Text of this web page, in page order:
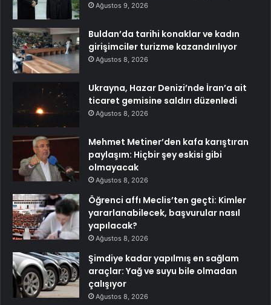
Ağustos 9, 2026
Buldan’da tarihi konaklar ve kadın
girişimciler turizme kazandırılıyor
Ağustos 8, 2026
Ukrayna, Hazar Denizi’nde İran’a ait
ticaret gemisine saldırı düzenledi
Ağustos 8, 2026
Mehmet Metiner’den kafa karıştıran
paylaşım: Hiçbir şey eskisi gibi
olmayacak
Ağustos 8, 2026
Öğrenci affı Meclis’ten geçti: Kimler
yararlanabilecek, başvurular nasıl
yapılacak?
Ağustos 8, 2026
Şimdiye kadar yapılmış en sağlam
araçlar: Yağ ve suyu bile olmadan
çalışıyor
Ağustos 8, 2026